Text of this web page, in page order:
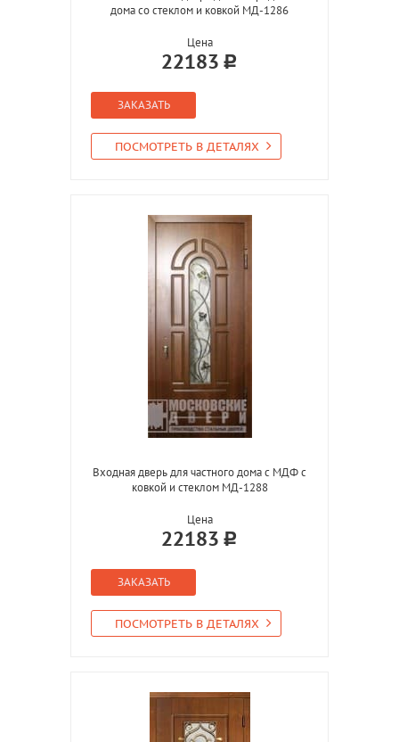
дома со стеклом и ковкой МД-1286
Цена
22183
ЗАКАЗАТЬ
ПОСМОТРЕТЬ В ДЕТАЛЯХ
Входная дверь для частного дома с МДФ с
ковкой и стеклом МД-1288
Цена
22183
ЗАКАЗАТЬ
ПОСМОТРЕТЬ В ДЕТАЛЯХ